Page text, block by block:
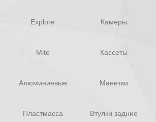
Explore
Mite
Алюминиевые
Пластмасса
Камеры
Кассеты
Манетки
Втулки задние